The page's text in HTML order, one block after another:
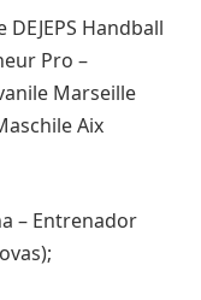
Handball
Pro –
Marseille
Aix
– Entrenador